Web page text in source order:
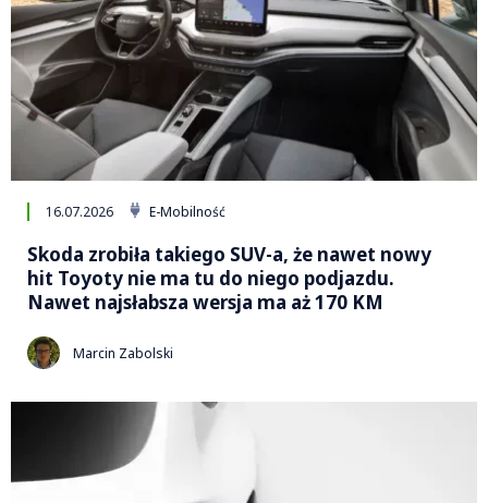
16.07.2026 E-Mobilność
Skoda zrobiła takiego SUV-a, że nawet nowy
hit Toyoty nie ma tu do niego podjazdu.
Nawet najsłabsza wersja ma aż 170 KM
Marcin Zabolski